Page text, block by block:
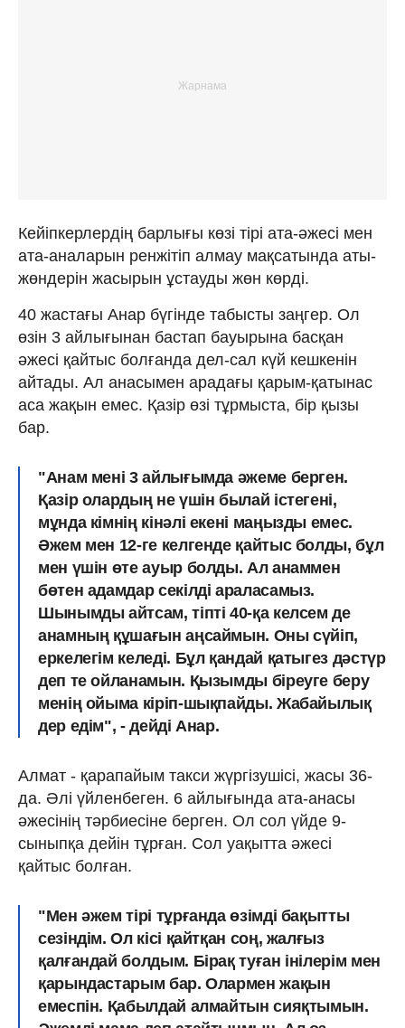
Кейіпкерлердің барлығы көзі тірі ата-әжесі мен
ата-аналарын ренжітіп алмау мақсатында аты-
жөндерін жасырын ұстауды жөн көрді.
40 жастағы Анар бүгінде табысты заңгер. Ол
өзін 3 айлығынан бастап бауырына басқан
әжесі қайтыс болғанда дел-сал күй кешкенін
айтады. Ал анасымен арадағы қарым-қатынас
аса жақын емес. Қазір өзі тұрмыста, бір қызы
бар.
"Анам мені 3 айлығымда әжеме берген.
Қазір олардың не үшін былай істегені,
мұнда кімнің кінәлі екені маңызды емес.
Әжем мен 12-ге келгенде қайтыс болды, бұл
мен үшін өте ауыр болды. Ал анаммен
бөтен адамдар секілді араласамыз.
Шынымды айтсам, тіпті 40-қа келсем де
анамның құшағын аңсаймын. Оны сүйіп,
еркелегім келеді. Бұл қандай қатыгез дәстүр
деп те ойланамын. Қызымды біреуге беру
менің ойыма кіріп-шықпайды. Жабайылық
дер едім", - дейді Анар.
Алмат - қарапайым такси жүргізушісі, жасы 36-
да. Әлі үйленбеген. 6 айлығында ата-анасы
әжесінің тәрбиесіне берген. Ол сол үйде 9-
сыныпқа дейін тұрған. Сол уақытта әжесі
қайтыс болған.
"Мен әжем тірі тұрғанда өзімді бақытты
сезіндім. Ол кісі қайтқан соң, жалғыз
қалғандай болдым. Бірақ туған інілерім мен
қарындастарым бар. Олармен жақын
емеспін. Қабылдай алмайтын сияқтымын.